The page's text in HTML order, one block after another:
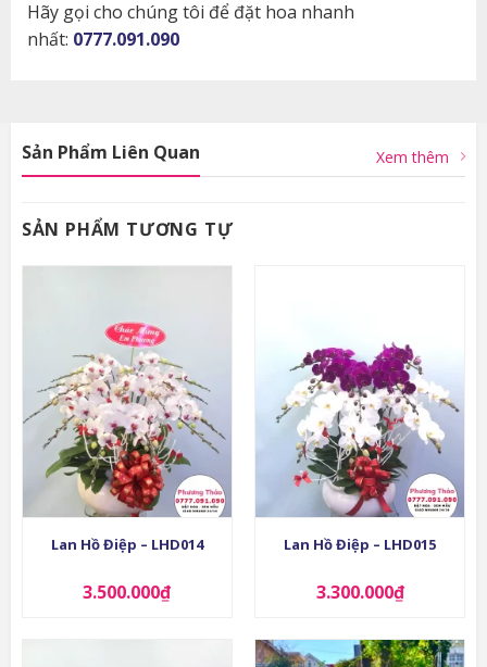
Hãy gọi cho chúng tôi để đặt hoa nhanh
nhất: 0777.091.090
Sản Phẩm Liên Quan Xem thêm
SẢN PHẨM TƯƠNG TỰ
Lan Hồ Điệp – LHD014
3.500.000₫
Lan Hồ Điệp – LHD015
3.300.000₫